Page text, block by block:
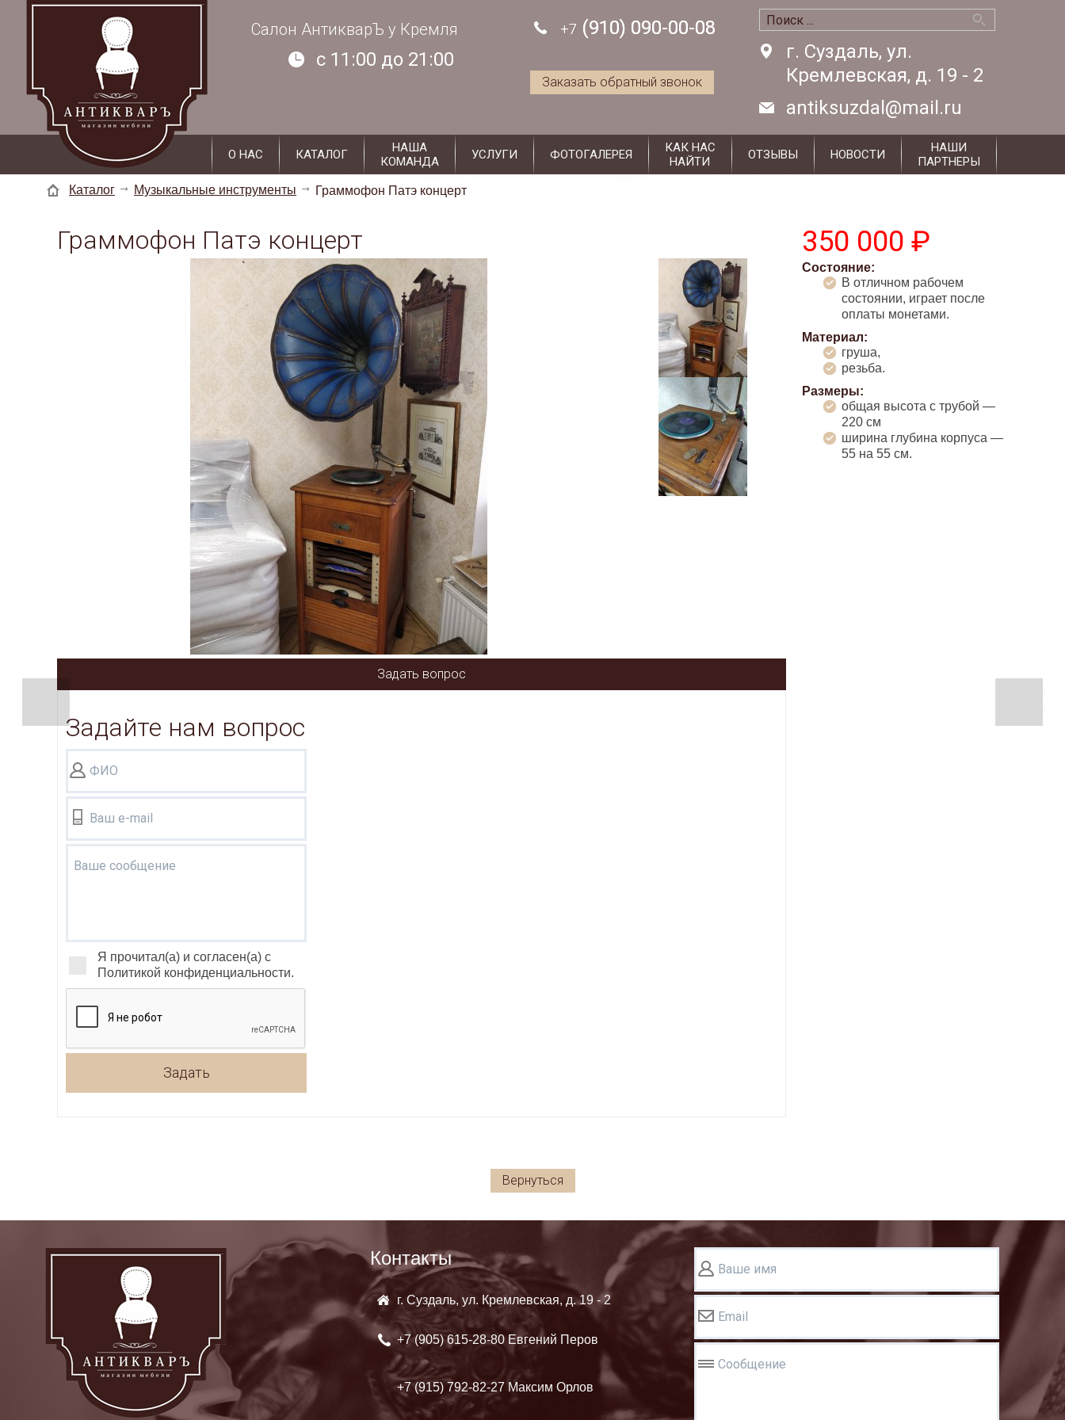
г. Суздаль, ул. Кремлевская, д. 19 - 2 c 11:00 до 21:00
Салон АнтикварЪ у Кремля +7 (910) 090-00-08
г. Суздаль, ул.
Кремлевская, д. 19 - 2
antiksuzdal@mail.ru
c 11:00 до 21:00
Заказать обратный звонок
+7 (910) 090-00-08
О НАС КАТАЛОГ
НАША
КОМАНДА
УСЛУГИ ФОТОГАЛЕРЕЯ
КАК НАС
НАЙТИ
ОТЗЫВЫ НОВОСТИ
НАШИ
ПАРТНЕРЫ
Каталог Музыкальные инструменты Граммофон Патэ концерт
Граммофон Патэ концерт 350 000 ₽
Состояние:
В отличном рабочем
состоянии, играет после
оплаты монетами.
Материал:
груша,
резьба.
Размеры:
общая высота с трубой —
220 см
ширина глубина корпуса —
55 на 55 см.
Задать вопрос
Задайте нам вопрос
ФИО
Ваш e-mail
Ваше сообщение
Я прочитал(а) и согласен(а) с
Политикой конфиденциальности.
Задать
Вернуться
Контакты
г. Суздаль, ул. Кремлевская, д. 19 - 2
+7 (905)615-28-80 Евгений Перов
+7 (915) 792-82-27 Максим Орлов
Ваше имя
Email
Сообщение